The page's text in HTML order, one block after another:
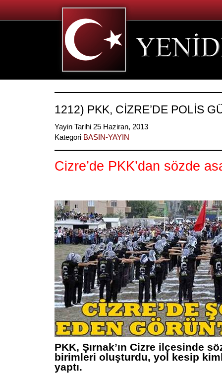
1212) PKK, CİZRE’DE POLİS
Yayin Tarihi 25 Haziran, 2013
Kategori BASIN-YAYIN
Cizre’de PKK’dan sözde
PKK, Şırnak’ın Cizre ilçesinde
birimleri oluşturdu, yol kesip
yaptı.